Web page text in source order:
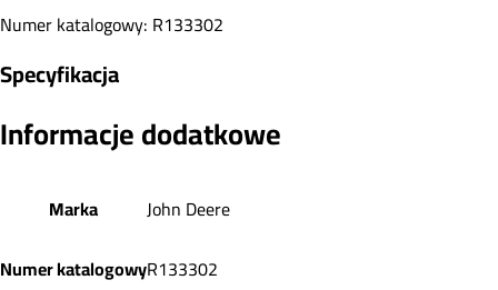
Numer katalogowy: R133302
Specyfikacja
Informacje dodatkowe
Marka
John Deere
Numer katalogowyR133302